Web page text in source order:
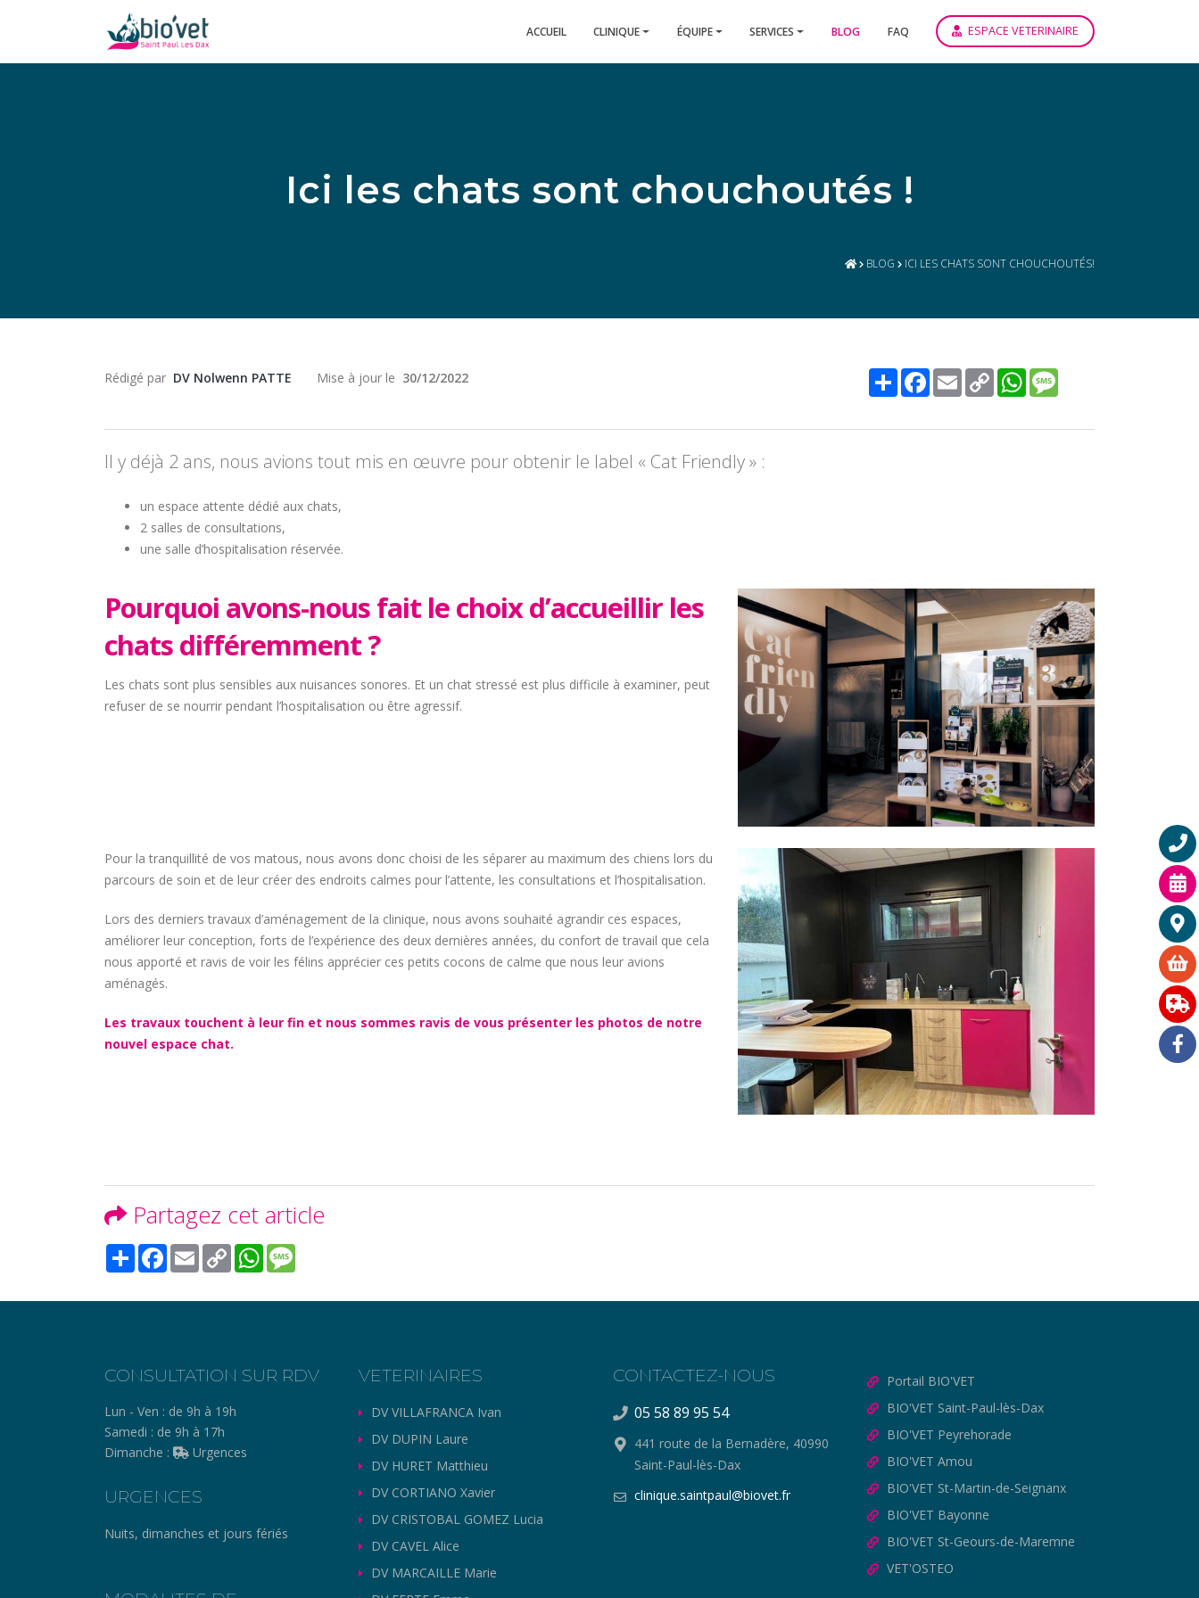
ACCUEIL CLINIQUE ÉQUIPE SERVICES BLOG FAQ ESPACE VETERINAIRE
Ici les chats sont chouchoutés !
BLOG ICI LES CHATS SONT CHOUCHOUTÉS!
Rédigé par DV Nolwenn PATTE Mise à jour le 30/12/2022 Share Facebook
Email Copy
Link
WhatsApp
Il y déjà 2 ans, nous avions tout mis en œuvre pour obtenir le label « Cat Friendly » :
un espace attente dédié aux chats,
2 salles de consultations,
une salle d’hospitalisation réservée.
Pourquoi avons-nous fait le choix d’accueillir les
chats différemment ?
Les chats sont plus sensibles aux nuisances sonores. Et un chat stressé est plus difficile à examiner, peut
refuser de se nourrir pendant l’hospitalisation ou être agressif.
Pour la tranquillité de vos matous, nous avons donc choisi de les séparer au maximum des chiens lors du
parcours de soin et de leur créer des endroits calmes pour l’attente, les consultations et l’hospitalisation.
Lors des derniers travaux d’aménagement de la clinique, nous avons souhaité agrandir ces espaces,
améliorer leur conception, forts de l’expérience des deux dernières années, du confort de travail que cela
nous apporté et ravis de voir les félins apprécier ces petits cocons de calme que nous leur avions
aménagés.
Les travaux touchent à leur fin et nous sommes ravis de vous présenter les photos de notre
nouvel espace chat.
Partagez cet article
Share Facebook
Email Copy
Link
WhatsApp
CONSULTATION SUR RDV
Lun - Ven : de 9h à 19h
Samedi : de 9h à 17h
Dimanche :
Urgences
URGENCES
Nuits, dimanches et jours fériés
VETERINAIRES
DV VILLAFRANCA Ivan
DV DUPIN Laure
DV HURET Matthieu
DV CORTIANO Xavier
DV CRISTOBAL GOMEZ Lucia
DV CAVEL Alice
DV MARCAILLE Marie
CONTACTEZ-NOUS
05 58 89 95 54
441 route de la Bernadère, 40990
Saint-Paul-lès-Dax
clinique.saintpaul@biovet.fr
Portail BIO'VET
BIO'VET Saint-Paul-lès-Dax
BIO'VET Peyrehorade
BIO'VET Amou
BIO'VET St-Martin-de-Seignanx
BIO'VET Bayonne
BIO'VET St-Geours-de-Maremne
VET'OSTEO